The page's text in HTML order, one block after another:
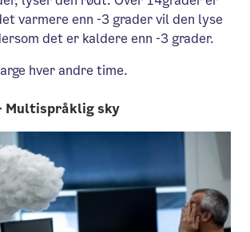
varmere enn -3 grader vil den lyse
det er kaldere enn -3 grader.
hver andre time.
Multispråklig sky